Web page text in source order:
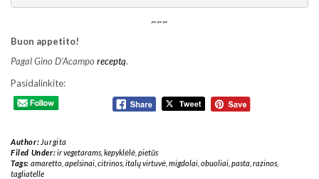
~~~
Buon appetito!
Pagal Gino D’Acampo receptą.
Pasidalinkite:
Author: Jurgita
Filed Under:ir vegetarams, kepyklėlė, pietūs
Tags: amaretto, apelsinai, citrinos, italų virtuvė, migdolai, obuoliai, pasta razinos,
tagliatelle